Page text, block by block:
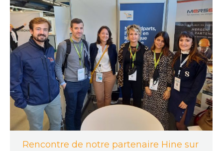
Rencontre de notre partenaire Hine sur